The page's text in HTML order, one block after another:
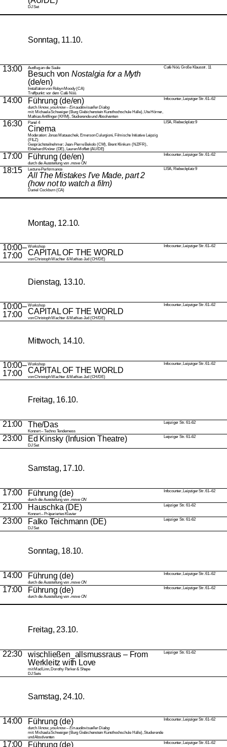
DJ Set
Sonntag, 11.10.
13:00 Ausflug an die Saale
Besuch von Nostalgia for a Myth
(de/en)
Installation von Robyn Moody (CA)
Treffpunkt: vor dem Café Nöö.
Café Nöö, Große Klausstr. 11
14:00 Führung (de/en)
durch I know, you know – Ein audiovisueller Dialog
mit: Michaela Schweiger (Burg Giebichenstein Kunsthochschule Halle), Ute Hörner,
Mathias Antlfinger (KHM), Studierende und Absolventen
Infocounter, Leipziger Str. 61–62
16:30 Panel 4
Cinema
Moderation: Jonas Matauschek, Emerson Culurgioni, Filmische Initiative Leipzig
(FILZ)
Gesprächsteilnehmer: Jean-Pierre Bekolo (CM), Brent Klinkum (NZ/FR),
Ekkehard Knörer (DE), Lauren Moffatt (AU/DE)
LISA, Riebeckplatz 9
17:00 Führung (de/en)
durch die Ausstellung von . move ON
Infocounter, Leipziger Str. 61–62
18:15 Lecture-Performance
All The Mistakes I've Made, part 2
(how not to watch a film)
Daniel Cockburn (CA)
LISA, Riebeckplatz 9
Montag, 12.10.
10:00–
17:00
Workshop
CAPITAL OF THE WORLD
von Christoph Wachter & Mathias Jud (CH/DE)
Infocounter, Leipziger Str. 61–62
Dienstag, 13.10.
10:00–
17:00
Workshop
CAPITAL OF THE WORLD
von Christoph Wachter & Mathias Jud (CH/DE)
Infocounter, Leipziger Str. 61–62
Mittwoch, 14.10.
10:00–
17:00
Workshop
CAPITAL OF THE WORLD
von Christoph Wachter & Mathias Jud (CH/DE)
Infocounter, Leipziger Str. 61–62
Freitag, 16.10.
21:00 The/Das
Konzert – Techno Tenderness
Leipziger Str. 61–62
23:00 Ed Kinsky (Infusion Theatre)
DJ Set
Leipziger Str. 61–62
Samstag, 17.10.
17:00 Führung (de)
durch die Ausstellung von . move ON
Infocounter, Leipziger Str. 61–62
21:00 Hauschka (DE)
Konzert – Präpariertes Klavier
Leipziger Str. 61–62
23:00 Falko Teichmann (DE)
DJ Set
Leipziger Str. 61–62
Sonntag, 18.10.
14:00 Führung (de)
durch die Ausstellung von . move ON
Infocounter, Leipziger Str. 61–62
17:00 Führung (de)
durch die Ausstellung von . move ON
Infocounter, Leipziger Str. 61–62
Freitag, 23.10.
22:30
wischließen_allsmussraus – From
Werkleitz with Love
mit Mad Linn, Dorothy Parker & Shape
DJ Sets
Leipziger Str. 61–62
Samstag, 24.10.
14:00 Führung (de)
durch I know, you know – Ein audiovisueller Dialog
mit: Michaela Schweiger (Burg Giebichenstein Kunsthochschule Halle), Studierende
und Absolventen
Infocounter, Leipziger Str. 61–62
17:00 Führung (de) Infocounter, Leipziger Str. 61–62